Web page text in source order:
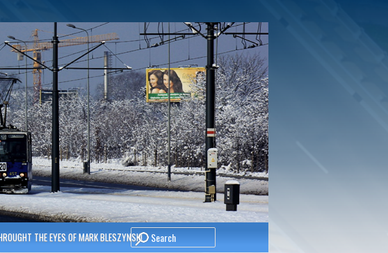
Search
THE EYES OF MARK BLESZYNSKI